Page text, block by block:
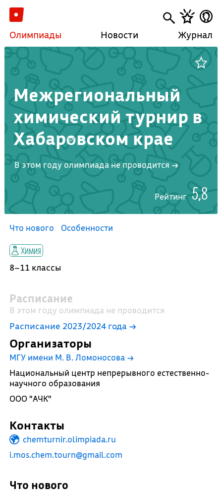
Олимпиады Новости Журнал
Межрегиональный
химический турнир в
Хабаровском крае
В этом году олимпиада не проводится →
Рейтинг 5,8
Что нового Особенности
Химия
8–11 классы
Расписание
В этом году олимпиада не проводится
Расписание 2023/2024 года →
Организаторы
МГУ имени М. В. Ломоносова →
Национальный центр непрерывного естественно-
научного образования
ООО "АЧК"
Контакты
chemturnir.olimpiada.ru
i.mos.chem.tourn@gmail.com
Что нового